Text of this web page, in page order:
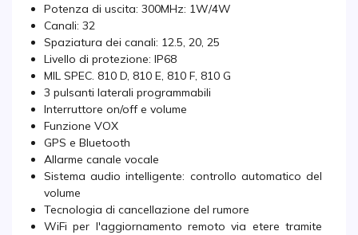
Potenza di uscita: 300MHz: 1W/4W
Canali: 32
Spaziatura dei canali: 12.5, 20, 25
Livello di protezione: IP68
MIL SPEC. 810 D, 810 E, 810 F, 810 G
3 pulsanti laterali programmabili
Interruttore on/off e volume
Funzione VOX
GPS e Bluetooth
Allarme canale vocale
Sistema audio intelligente: controllo automatico del
volume
Tecnologia di cancellazione del rumore
WiFi per l'aggiornamento remoto via etere tramite